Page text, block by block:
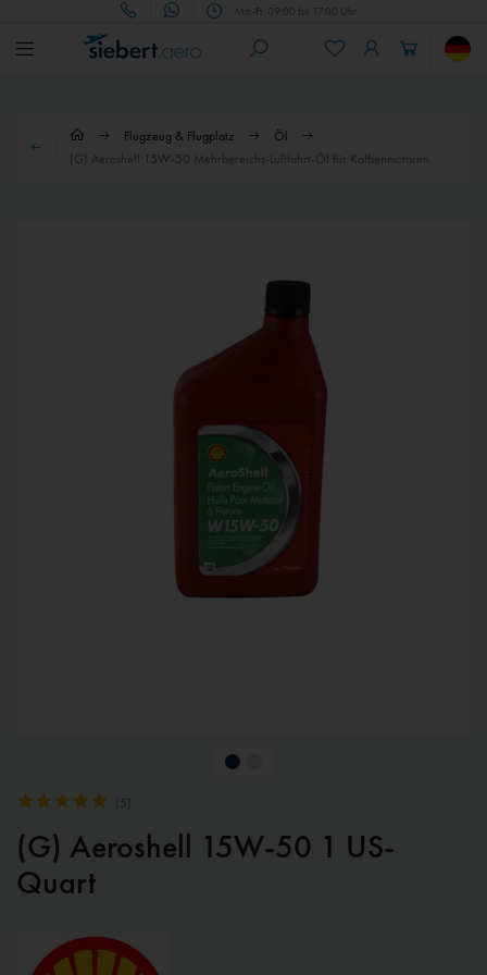
Mo.-Fr. 09:00 bis 17:00 Uhr
Flugzeug & Flugplatz
Öl
(G) Aeroshell 15W-50 Mehrbereichs-Luftfahrt-Öl für Kolbenmotoren
(5)
(G) Aeroshell 15W-50 1 US-
Quart